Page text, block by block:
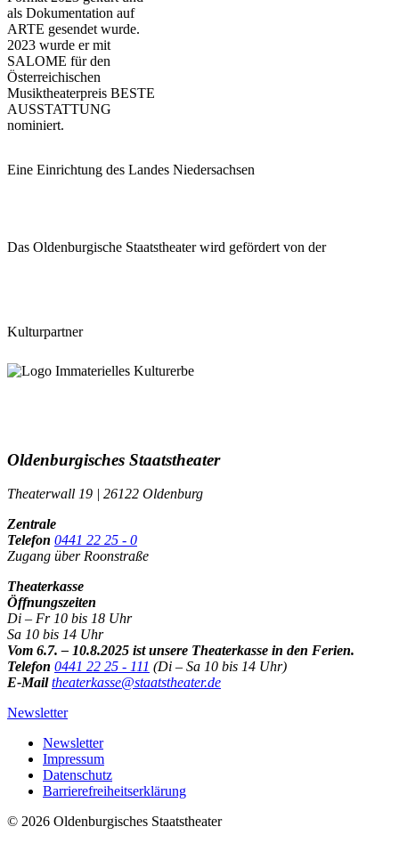
als Dokumentation auf
ARTE gesendet wurde.
2023 wurde er mit
SALOME für den
Österreichischen
Musiktheaterpreis BESTE
AUSSTATTUNG
nominiert.
Eine Einrichtung des Landes Niedersachsen
Das Oldenburgische Staatstheater wird gefördert von der
Kulturpartner
Oldenburgisches Staatstheater
Theaterwall 19 | 26122 Oldenburg
Zentrale
Telefon 0441 22 25 - 0
Zugang über Roonstraße
Theaterkasse
Öffnungszeiten
Di – Fr 10 bis 18 Uhr
Sa 10 bis 14 Uhr
Vom 6.7. – 10.8.2025 ist unsere Theaterkasse in den Ferien.
Telefon 0441 22 25 - 111 (Di – Sa 10 bis 14 Uhr)
E-Mail theaterkasse@staatstheater.de
Newsletter
Newsletter
Impressum
Datenschutz
Barrierefreiheitserklärung
© 2026 Oldenburgisches Staatstheater